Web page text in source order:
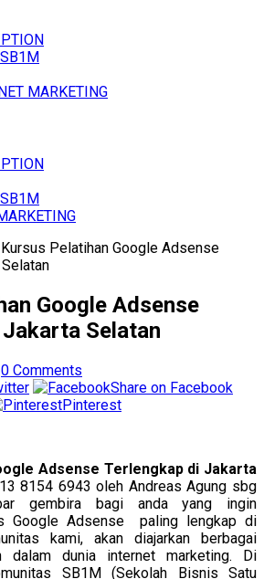
MARKETING
Kursus Pelatihan Google Adsense
Google Adsense
Selatan
0 Comments
Share on Facebook
Pinterest
Adsense Terlengkap di Jakarta
8154 6943 oleh Andreas Agung sbg
gembira bagi anda yang ingin
Google Adsense paling lengkap di
kami, akan diajarkan berbagai
dalam dunia internet marketing. Di
SB1M (Sekolah Bisnis Satu